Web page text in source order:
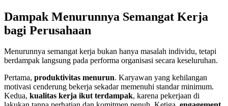
Dampak Menurunnya Semangat Kerja
bagi Perusahaan
Menurunnya semangat kerja bukan hanya masalah individu, tetapi
berdampak langsung pada performa organisasi secara keseluruhan.
Pertama, produktivitas menurun. Karyawan yang kehilangan
motivasi cenderung bekerja sekadar memenuhi standar minimum.
Kedua, kualitas kerja ikut terdampak, karena pekerjaan di